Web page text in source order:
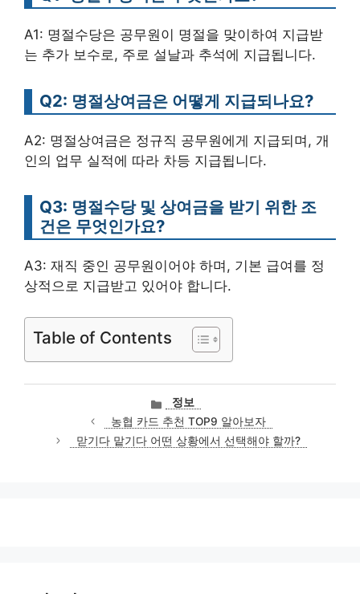
A1: 명절수당은 공무원이 명절을 맞이하여 지급받
는 추가 보수로, 주로 설날과 추석에 지급됩니다.
Q2: 명절상여금은 어떻게 지급되나요?
A2: 명절상여금은 정규직 공무원에게 지급되며, 개
인의 업무 실적에 따라 차등 지급됩니다.
Q3: 명절수당 및 상여금을 받기 위한 조
건은 무엇인가요?
A3: 재직 중인 공무원이어야 하며, 기본 급여를 정
상적으로 지급받고 있어야 합니다.
Table of Contents
카
테
고
리
정보
농협 카드 추천 TOP9 알아보자
맏기다 맡기다 어떤 상황에서 선택해야 할까?